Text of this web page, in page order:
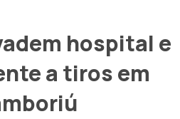
hospital e
a tiros em